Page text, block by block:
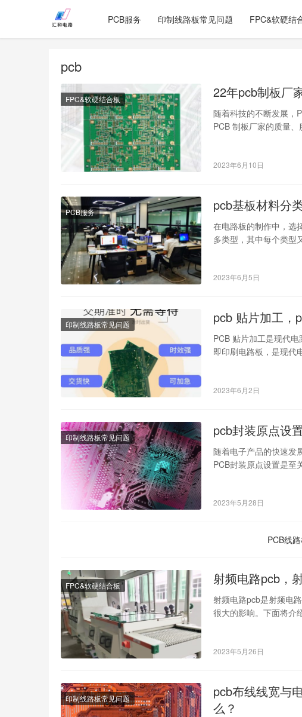
PCB服务 印制线路板常见问题 FPC&软硬结
pcb
FPC&软硬结合板 22年pcb制板厂
随着科技的不断发展，
PCB 制板厂家的质量
2023年6月10日
PCB服务 pcb基板材料分
在电路板的制作中，选
多类型，其中每个类型
2023年6月5日
印制线路板常见问题 pcb 贴片加工，
PCB 贴片加工是现代
即印刷电路板，是现代
2023年6月2日
印制线路板常见问题 pcb封装原点设
随着电子产品的快速发
PCB封装原点设置是至
2023年5月28日
PCB线
FPC&软硬结合板 射频电路pcb，
射频电路pcb是射频电
很大的影响。下面将介
2023年5月26日
印制线路板常见问题
pcb布线线宽与
么？